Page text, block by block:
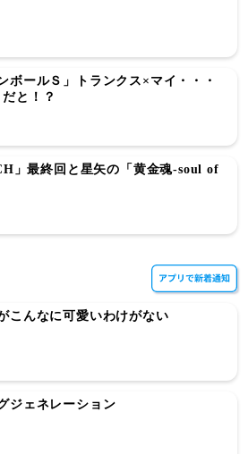
ボールＳ」トランクス×マイ・・・
と！？
」最終回と星矢の「黄金魂-soul of
こんなに可愛いわけがない
ジェネレーション